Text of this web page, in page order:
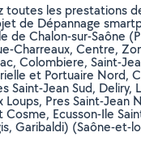
toutes les prestations
de Dépannage
de Chalon-sur-Saône
Charreaux, Centre,
Colombiere, Saint-
et Portuaire Nord,
Saint-Jean Sud, Deliry,
Loups, Pres Saint-Jean
Cosme, Ecusson-Ile
Garibaldi) (Saône-et-